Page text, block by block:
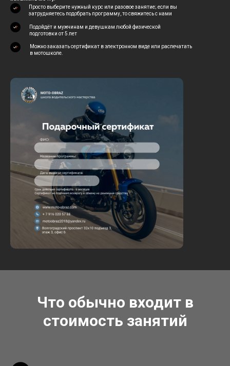
Можно заказать сертификат в электронном виде или распечатать
в мотошколе.
Подойдёт и мужчинам и девушкам любой физической
подготовки от 5 лет
Просто выберите нужный курс или разовое занятие; если вы
затрудняетесь подобрать программу, то свяжитесь с нами
Что обычно входит в
стоимость занятий